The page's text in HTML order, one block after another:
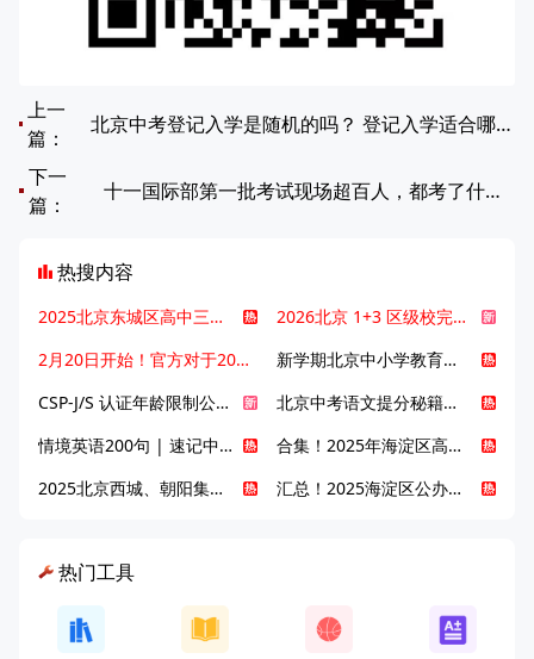
上一
篇：
北京中考登记入学是随机的吗？ 登记入学适合哪类考生报考？
下一
篇：
十一国际部第一批考试现场超百人，都考了什么？
热搜内容
2025北京东城区高中三大梯队高中有哪些？录取分数线是多少？
2026北京 1+3 区级校完整名单发布，13549 个名额该如何规划报考？
2月20日开始！官方对于2025年北京市中招体检问题解答！
新学期北京中小学教育八大变化全解析：学位、政策、教学等方面迎新变革
CSP-J/S 认证年龄限制公告发布，新规即日起实施！
北京中考语文提分秘籍！攻克 5000 易混易错字
情境英语200句 | 速记中考英语1600词
合集！2025年海淀区高中校情介绍
2025北京西城、朝阳集团校直升新动态
汇总！2025海淀区公办高中校情全解
热门工具